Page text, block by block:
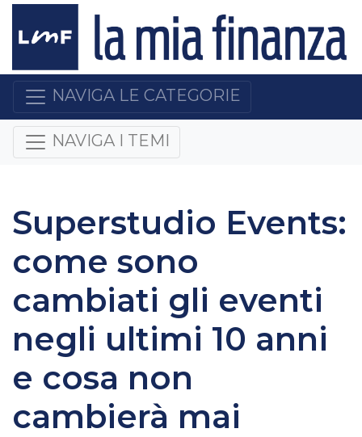
NAVIGA LE CATEGORIE
NAVIGA I TEMI
Superstudio Events:
come sono
cambiati gli eventi
negli ultimi 10 anni
e cosa non
cambierà mai